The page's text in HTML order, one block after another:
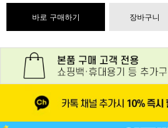
바로 구매하기 장바구니